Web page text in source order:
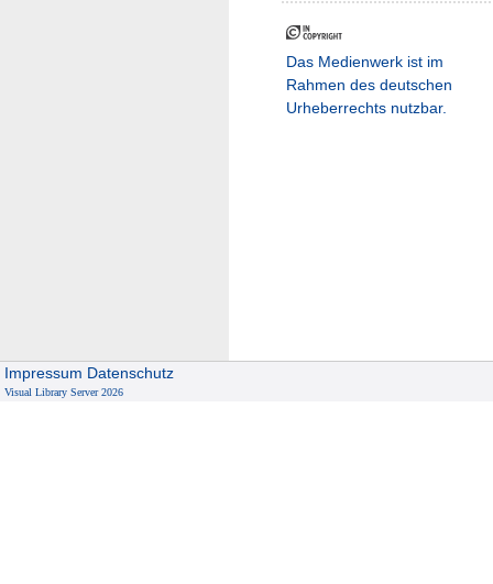
Das Medienwerk ist im
Rahmen des deutschen
Urheberrechts nutzbar.
Impressum Datenschutz
Visual Library Server 2026